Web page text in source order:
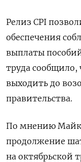
Релиз CPI
обеспечения
выплаты
труда сообщило,
выходить до
правительства.
По мнению
продолжение
на октябрьской